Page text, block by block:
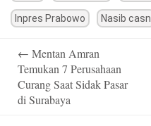
Inpres Prabowo Nasib casn
navigation
← Mentan Amran
Temukan 7 Perusahaan
Curang Saat Sidak Pasar
di Surabaya